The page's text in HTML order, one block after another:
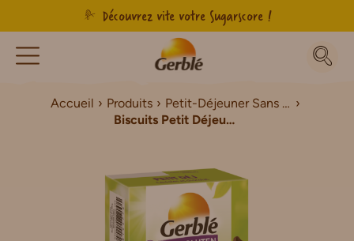
Découvrez vite votre Sugarscore !
Accueil Produits
Petit-Déjeuner Sans Gluten
Biscuits Petit Déjeuner sans gluten